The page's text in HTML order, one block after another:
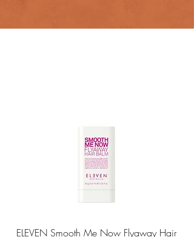
ELEVEN Smooth Me Now Flyaway Hair